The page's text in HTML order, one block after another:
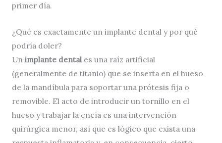
primer día.
¿Qué es exactamente un implante dental y por qué
podría doler?
Un implante dentales una raíz artificial
(generalmente de titanio) que se inserta en el hueso
de la mandíbula para soportar una prótesis fija o
removible. El acto de introducir un tornillo en el
hueso y trabajar la encía es una intervención
quirúrgica menor, así que es lógico que exista una